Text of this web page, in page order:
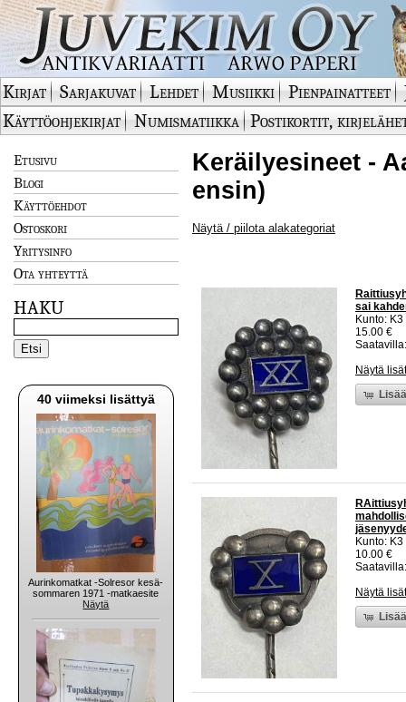
Kirjat Sarjakuvat Lehdet Musiikki Pienpainatteet
Käyttöohjekirjat
Numismatiikka Postikortit,
Etusivu
Blogi
Käyttöehdot
Ostoskori
Yritysinfo
Ota yhteyttä
HAKU
40 viimeksi lisättyä
Aurinkomatkat -Solresor kesä-
sommaren 1971 -matkaesite
Näytä
Keräilyesineet -
ensin)
Näytä / piilota alakategoriat
sai
Kunto:
15.00 €
Näytä
Kunto:
10.00 €
Näytä